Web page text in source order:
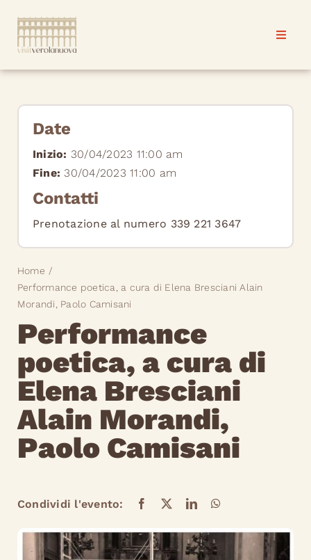
contenuto
Toggle
Verolanuova
Contatti
Toggle
Verolanuova
Contatti
Home
Performance poetica, a cura di Elena Bresciani Alain
Morandi, Paolo Camisani
Performance
poetica, a cura di
Elena Bresciani
Alain Morandi,
Paolo Camisani
Condividi l'evento:
Date
Inizio: 30/04/2023 11:00 am
Fine: 30/04/2023 11:00 am
Contatti
Prenotazione al numero 339 221 3647